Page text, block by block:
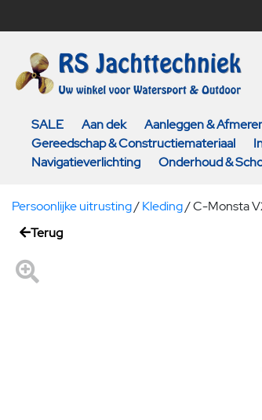
SALE Aan dek Aanleggen &
Gereedschap & Constructiemateriaal
Navigatieverlichting
Onderhoud &
Persoonlijke uitrusting/Kleding/C-Monsta
Terug